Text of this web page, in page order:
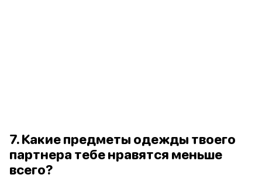
7. Какие предметы одежды твоего
партнера тебе нравятся меньше
всего?